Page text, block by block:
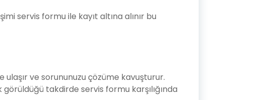
servis formu ile kayıt altına alınır bu
ulaşır ve sorununuzu çözüme kavuşturur.
takdirde servis formu karşılığında